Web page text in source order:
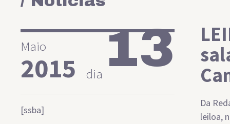
Maio
2015 dia13
[ssba]
Da
leiloa,